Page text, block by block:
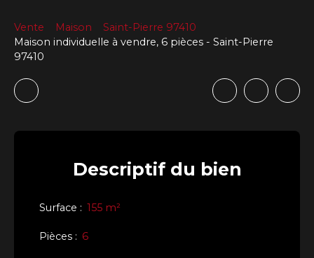
Vente Maison
Saint-Pierre 97410
Maison individuelle à vendre, 6 pièces - Saint-Pierre
97410
Descriptifdu bien
Surface : 155 m²
Pièces : 6